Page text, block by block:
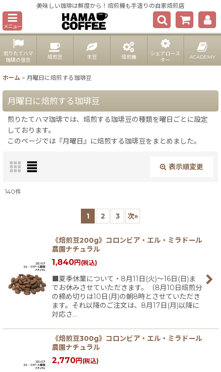
美味しい珈琲は鮮度から！焙煎機も手造りの自家焙煎店
メニュー
煎りたてハマ
珈琲の信念
焙煎豆 生豆 焙煎機
シェアロース
ター
ACADEMY
ホーム > 月曜日に焙煎する珈琲豆
月曜日に焙煎する珈琲豆
煎りたてハマ珈琲では、焙煎する珈琲豆の種類を曜日ごとに設定
しております。
このページでは『月曜日』に焙煎する珈琲豆をまとめました。
表示順変更
140件
1 2 3 次»
《焙煎豆200g》コロンビア・エル・ミラドール
農園ナチュラル
1,840円 (税込)
■夏季休業について・8月11日(火)〜16日(日)ま
でお休みさせていただきます。（8月10日焙煎分
の締め切りは10日(月)の朝8時とさせていただき
ます。それ以降のご注文は、8月17日(月)以降に
対応さ…
《焙煎豆300g》コロンビア・エル・ミラドール
農園ナチュラル
2,770円 (税込)